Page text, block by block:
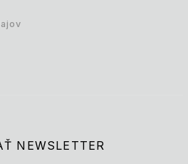
NEWSLETTER